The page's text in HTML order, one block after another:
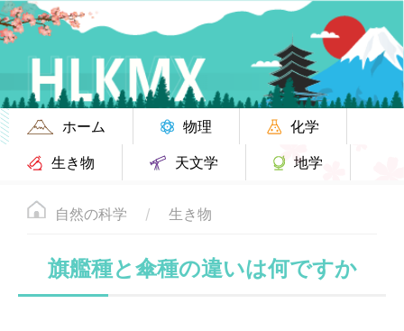
ホーム 物理
化学
生き物
天文学 地学
自然の科学 生き物
旗艦種と傘種の違いは何ですか